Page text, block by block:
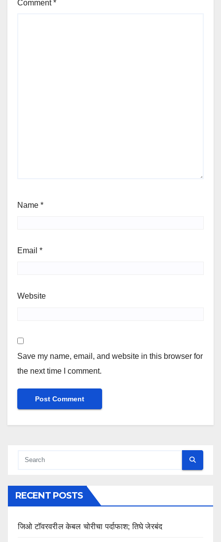
Comment*
Name *
Email *
Website
Save my name, email, and website in this browser for
the next time I comment.
RECENT POSTS
जिओ टॉवरवरील केबल चोरीचा पर्दाफाश; तिघे जेरबंद